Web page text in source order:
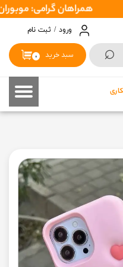
⌕ ۰ سبد خرید
ورود / ثبت نام
همراهان گرامی: موبوران سفارشات شما را در اسرع وقت ( 1 تا 2